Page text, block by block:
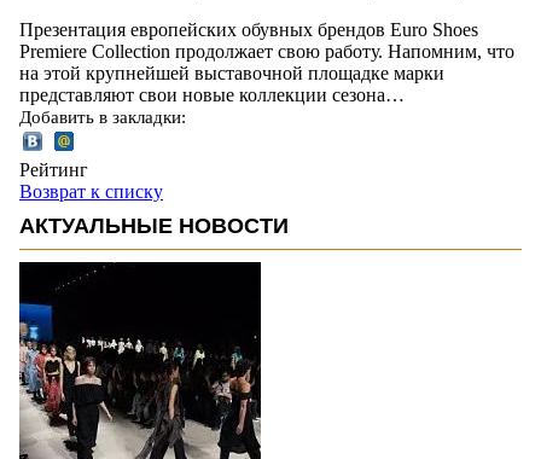
Презентация европейских обувных брендов Euro Shoes
Premiere Collection продолжает свою работу. Напомним, что
на этой крупнейшей выставочной площадке марки
представляют свои новые коллекции сезона…
Добавить в закладки:
Рейтинг
Возврат к списку
АКТУАЛЬНЫЕ НОВОСТИ